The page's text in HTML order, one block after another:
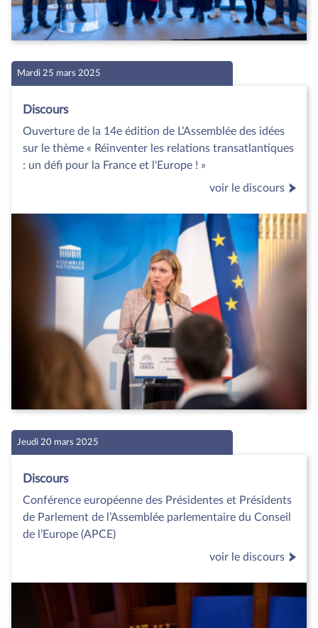
Mardi 25 mars 2025
Discours
Ouverture de la 14e édition de L’Assemblée des idées
sur le thème « Réinventer les relations transatlantiques
: un défi pour la France et l'Europe ! »
voir le discours
Jeudi 20 mars 2025
Discours
Conférence européenne des Présidentes et Présidents
de Parlement de l’Assemblée parlementaire du Conseil
de l’Europe (APCE)
voir le discours